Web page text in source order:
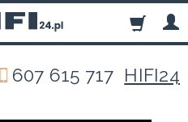
607 615 717 HIFI24